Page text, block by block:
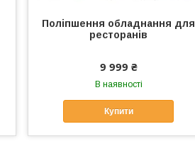
Поліпшення обладнання для
ресторанів
9 999 ₴
В наявності
Купити